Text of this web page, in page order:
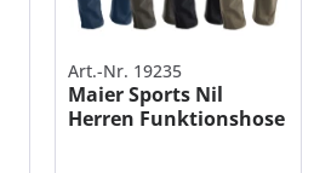
Art.-Nr. 19235
Maier Sports Nil
Herren Funktionshose